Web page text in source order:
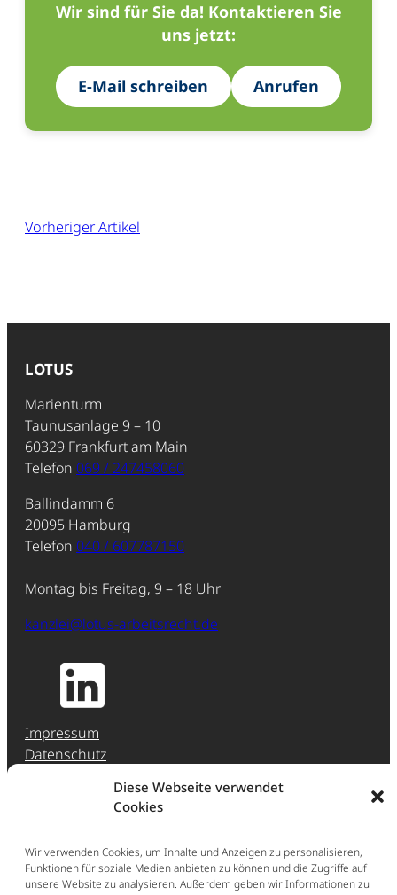
Diese Webseite verwendet
Cookies
Wir verwenden Cookies, um Inhalte und Anzeigen zu personalisieren,
Funktionen für soziale Medien anbieten zu können und die Zugriffe auf
unsere Website zu analysieren. Außerdem geben wir Informationen zu
Wir sind für Sie da! Kontaktieren Sie
uns jetzt:
E-Mail schreiben Anrufen
Vorheriger Artikel
LOTUS
Marienturm
Taunusanlage 9 – 10
60329 Frankfurt am Main
Telefon 069 / 247458060
Ballindamm 6
20095 Hamburg
Telefon 040 / 607787150
Montag bis Freitag, 9 – 18 Uhr
kanzlei@lotus-arbeitsrecht.de
Impressum
Datenschutz
Hinweisgeber-Meldestelle (HinSchG)
Ganz einfach: Buchen Sie direkt eine Erstberatung